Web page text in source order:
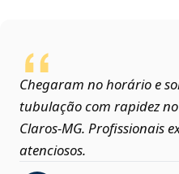
Chegaram no horário e
tubulação com rapidez
Claros‑MG. Profissionais
atenciosos.